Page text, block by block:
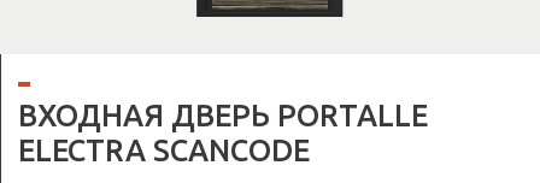
ВХОДНАЯ ДВЕРЬ PORTALLE
ELECTRA SCANСODE